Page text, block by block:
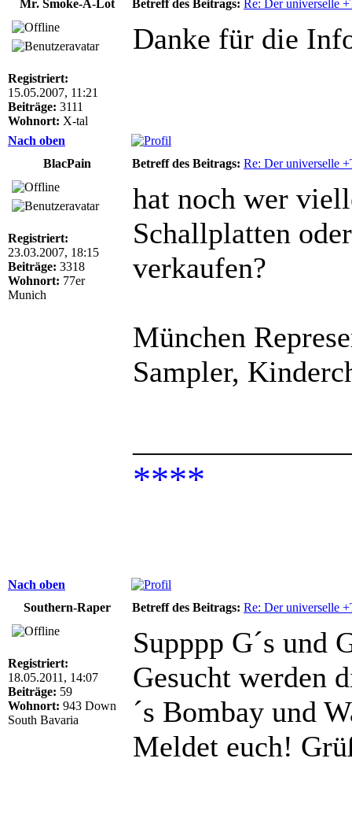
Mr. Smoke-A-Lot Betreff des Beitrags: Re: Der universelle
Registriert:
15.05.2007, 11:21
Beiträge: 3111
Wohnort: X-tal
Danke für die
Nach oben
BlacPain
Betreff des Beitrags: Re: Der universelle
Registriert:
23.03.2007, 18:15
Beiträge: 3318
Wohnort: 77er
Munich
hat noch wer
Schallplatten
verkaufen?
München
Sampler,
****
Nach oben
Southern-Raper
Betreff des Beitrags: Re: Der universelle
Registriert:
18.05.2011, 14:07
Beiträge: 59
Wohnort: 943 Down
South Bavaria
Supppp G´s und
Gesucht werden
´s Bombay und
Meldet euch!